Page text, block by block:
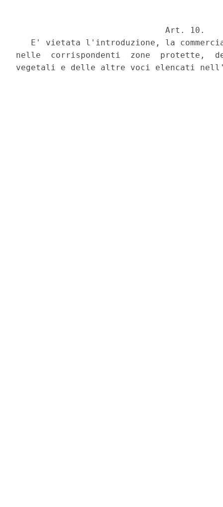
                              Art. 10.
E' vietata l'introduzione, la
nelle  corrispondenti  zone  protette,